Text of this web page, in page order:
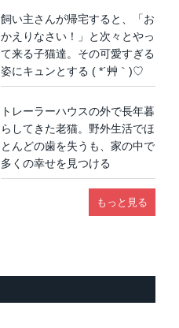
飼い主さんが帰宅すると、「お
かえりなさい！」と次々とやっ
て来る子猫達。その可愛すぎる
姿にキュンとする ( *´艸｀)♡
トレーラーハウスの外で長年暮
らしてきた老猫。野外生活でほ
とんどの歯を失うも、家の中で
多くの幸せを見つける
もっと見る